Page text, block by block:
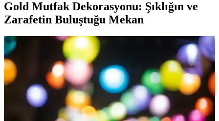
Gold Mutfak Dekorasyonu: Şıklığın ve
Zarafetin Buluştuğu Mekan